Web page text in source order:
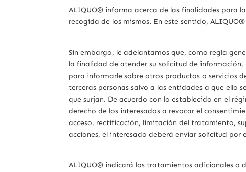
ALIQUO® informa acerca de las finalidades para
recogida de los mismos. En este sentido,
Sin embargo, le adelantamos que, como regla
la finalidad de atender su solicitud de
para informarle sobre otros productos o servicios
terceras personas salvo a las entidades a que ello
que surjan. De acuerdo con lo establecido en el
derecho de los interesados a revocar el
acceso, rectificación, limitación del tratamiento,
acciones, el interesado deberá enviar solicitud por
ALIQUO® indicará los tratamientos adicionales o